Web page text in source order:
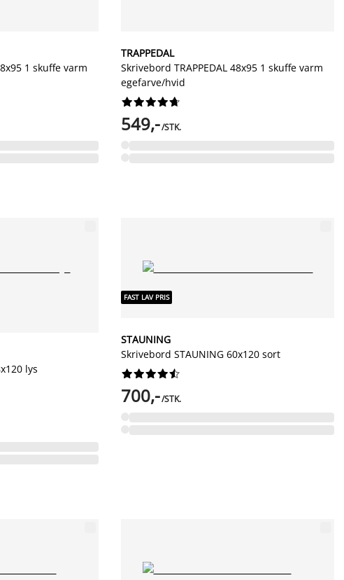
1 skuffe varm
TRAPPEDAL
Skrivebord TRAPPEDAL 48x95 1 skuffe varm
egefarve/hvid






549,-/STK.
lys
FAST LAV PRIS
STAUNING
Skrivebord STAUNING 60x120 sort






700,-/STK.